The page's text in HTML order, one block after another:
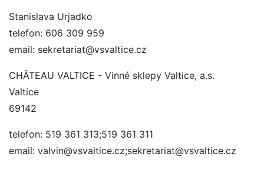
Stanislava Urjadko
telefon: 606 309 959
email: sekretariat@vsvaltice.cz
CHÂTEAU VALTICE - Vinné sklepy Valtice, a.s.
Valtice
69142
telefon: 519 361 313;519 361 311
email: valvin@vsvaltice.cz;sekretariat@vsvaltice.cz